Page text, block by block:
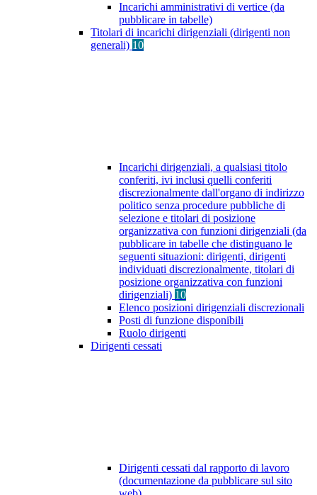
Incarichi amministrativi di vertice (da
pubblicare in tabelle)
Titolari di incarichi dirigenziali (dirigenti non
generali) 10
Incarichi dirigenziali, a qualsiasi titolo
conferiti, ivi inclusi quelli conferiti
discrezionalmente dall'organo di indirizzo
politico senza procedure pubbliche di
selezione e titolari di posizione
organizzativa con funzioni dirigenziali (da
pubblicare in tabelle che distinguano le
seguenti situazioni: dirigenti, dirigenti
individuati discrezionalmente, titolari di
posizione organizzativa con funzioni
dirigenziali) 10
Elenco posizioni dirigenziali discrezionali
Posti di funzione disponibili
Ruolo dirigenti
Dirigenti cessati
Dirigenti cessati dal rapporto di lavoro
(documentazione da pubblicare sul sito